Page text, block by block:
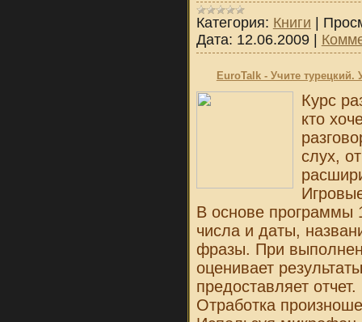
Категория: Книги |
Дата: 12.06.2009 |
EuroTalk - Учите
Курс
кто
слух,
В основе программы
числа и даты,
фразы. При
оценивает
предоставляет отчет.
Отработка